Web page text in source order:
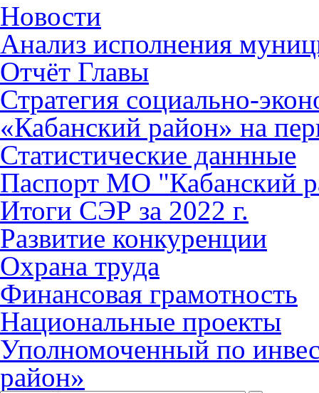
Новости
Анализ исполнения
Отчёт Главы
Стратегия социально-
«Кабанский район» на
Статистические даннные
Паспорт МО "Кабанский
Итоги СЭР за 2022 г.
Развитие конкуренции
Охрана труда
Финансовая грамотность
Национальные проекты
Уполномоченный по
район»